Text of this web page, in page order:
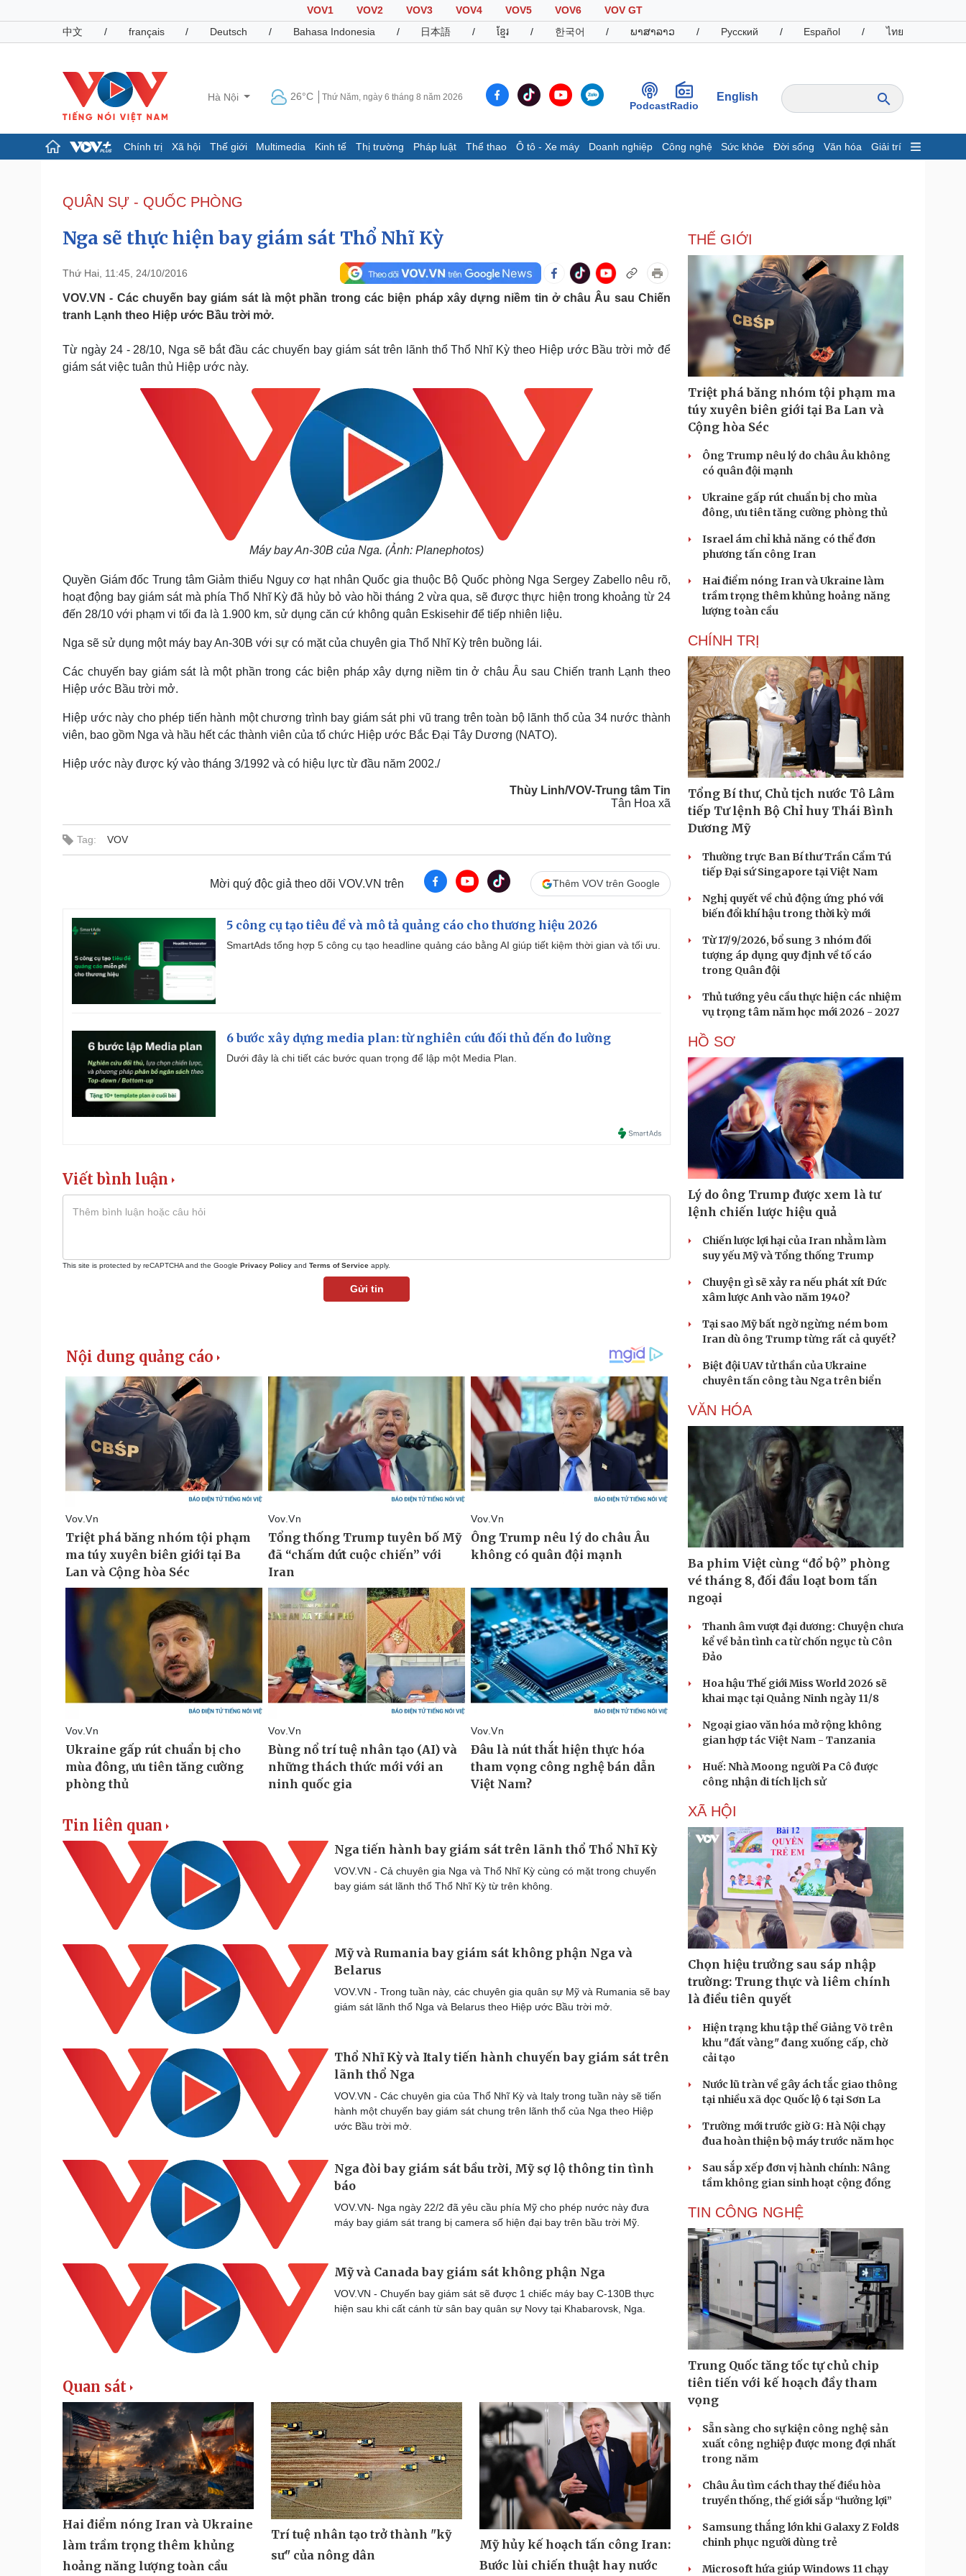
VOV1 VOV2 VOV3 VOV4 VOV5 VOV6
VOV GT
中文
/ français / Deutsch / Bahasa Indonesia / 日本語 / ខ្មែរ / 한국어 / ພາສາລາວ / Русский / Español / ไทย
Hà Nội 26°C Thứ Năm, ngày 6 tháng 8 năm 2026
PodcastRadio
English
Chính trị Xã hội Thế giới Multimedia Kinh tế Thị trường Pháp luật Thể thao Ô tô - Xe máy Doanh nghiệp Công nghệ Sức khỏe Đời sống Văn hóa Giải trí
Đảng
Tổ chức nhân sự
Nhận diện sự thật
Tin 24h
Dự báo thời tiết
Dấu ấn VOV
Hồ sơ
Giá cà phê
Pháp luật
Vụ án
Tư vấn luật
Quân sự - Quốc phòng
Vũ khí
Phân tích
Thể thao
Thế giới thể thao
Ô tô - Xe máy
Tư vấn
Doanh nghiệp
Thông tin doanh nghiệp
Doanh nhân
Vì cộng đồng
Công nghệ
Sành điệu
Tin Công nghệ
Trải nghiệm
Chuyển đổi số
Dinh dưỡng - món ngon
Đời sống
Nhà đẹp
Tình yêu - Gia đình
Sân khấu - Điện ảnh
Văn học
Âm nhạc
Nghệ sĩ
Thời trang
Sao Việt
Podcast
Câu chuyện thời sự
Cửa sổ tình yêu
Kể chuyện cho bé
QUÂN SỰ - QUỐC PHÒNG
Nga sẽ thực hiện bay giám sát Thổ Nhĩ Kỳ
Thứ Hai, 11:45, 24/10/2016
VOV.VN - Các chuyến bay giám sát là một phần trong các biện pháp xây dựng niềm tin ở châu Âu sau Chiến
tranh Lạnh theo Hiệp ước Bầu trời mở.
Từ ngày 24 - 28/10, Nga sẽ bắt đầu các chuyến bay giám sát trên lãnh thổ Thổ Nhĩ Kỳ theo Hiệp ước Bầu trời mở để
giám sát việc tuân thủ Hiệp ước này.
Máy bay An-30B của Nga. (Ảnh: Planephotos)
Quyền Giám đốc Trung tâm Giảm thiểu Nguy cơ hạt nhân Quốc gia thuộc Bộ Quốc phòng Nga Sergey Zabello nêu rõ,
hoạt động bay giám sát mà phía Thổ Nhĩ Kỳ đã hủy bỏ vào hồi tháng 2 vừa qua, sẽ được thực hiện trong khoảng từ 24
đến 28/10 với phạm vi tối đa là 1.900 km, sử dụng căn cứ không quân Eskisehir để tiếp nhiên liệu.
Nga sẽ sử dụng một máy bay An-30B với sự có mặt của chuyên gia Thổ Nhĩ Kỳ trên buồng lái.
Các chuyến bay giám sát là một phần trong các biện pháp xây dựng niềm tin ở châu Âu sau Chiến tranh Lạnh theo
Hiệp ước Bầu trời mở.
Hiệp ước này cho phép tiến hành một chương trình bay giám sát phi vũ trang trên toàn bộ lãnh thổ của 34 nước thành
viên, bao gồm Nga và hầu hết các thành viên của tổ chức Hiệp ước Bắc Đại Tây Dương (NATO).
Hiệp ước này được ký vào tháng 3/1992 và có hiệu lực từ đầu năm 2002./
Thùy Linh/VOV-Trung tâm Tin
Tân Hoa xã
Tag: VOV
Mời quý độc giả theo dõi VOV.VN trên Thêm VOV trên Google
5 công cụ tạo tiêu đề và mô tả quảng cáo cho thương hiệu 2026
SmartAds tổng hợp 5 công cụ tạo headline quảng cáo bằng AI giúp tiết kiệm thời gian và tối ưu.
6 bước xây dựng media plan: từ nghiên cứu đối thủ đến đo lường
Dưới đây là chi tiết các bước quan trọng để lập một Media Plan.
Viết bình luận
This site is protected by reCAPTCHA and the Google Privacy Policy and Terms of Service apply.
Gửi tin
Tin liên quan
Nga tiến hành bay giám sát trên lãnh thổ Thổ Nhĩ Kỳ
VOV.VN - Cả chuyên gia Nga và Thổ Nhĩ Kỳ cùng có mặt trong chuyến
bay giám sát lãnh thổ Thổ Nhĩ Kỳ từ trên không.
Mỹ và Rumania bay giám sát không phận Nga và
Belarus
VOV.VN - Trong tuần này, các chuyên gia quân sự Mỹ và Rumania sẽ bay
giám sát lãnh thổ Nga và Belarus theo Hiệp ước Bầu trời mở.
Thổ Nhĩ Kỳ và Italy tiến hành chuyến bay giám sát trên
lãnh thổ Nga
VOV.VN - Các chuyên gia của Thổ Nhĩ Kỳ và Italy trong tuần này sẽ tiến
hành một chuyến bay giám sát chung trên lãnh thổ của Nga theo Hiệp
ước Bầu trời mở.
Nga đòi bay giám sát bầu trời, Mỹ sợ lộ thông tin tình
báo
VOV.VN- Nga ngày 22/2 đã yêu cầu phía Mỹ cho phép nước này đưa
máy bay giám sát trang bị camera số hiện đại bay trên bầu trời Mỹ.
Mỹ và Canada bay giám sát không phận Nga
VOV.VN - Chuyến bay giám sát sẽ được 1 chiếc máy bay C-130B thực
hiện sau khi cất cánh từ sân bay quân sự Novy tại Khabarovsk, Nga.
Quan sát
Hai điểm nóng Iran và Ukraine
làm trầm trọng thêm khủng
hoảng năng lượng toàn cầu
Trí tuệ nhân tạo trở thành "kỹ
sư" của nông dân
Mỹ hủy kế hoạch tấn công Iran:
Bước lùi chiến thuật hay nước
THẾ GIỚI
Triệt phá băng nhóm tội phạm ma
túy xuyên biên giới tại Ba Lan và
Cộng hòa Séc
Ông Trump nêu lý do châu Âu không
có quân đội mạnh
Ukraine gấp rút chuẩn bị cho mùa
đông, ưu tiên tăng cường phòng thủ
Israel ám chỉ khả năng có thể đơn
phương tấn công Iran
Hai điểm nóng Iran và Ukraine làm
trầm trọng thêm khủng hoảng năng
lượng toàn cầu
CHÍNH TRỊ
Tổng Bí thư, Chủ tịch nước Tô Lâm
tiếp Tư lệnh Bộ Chỉ huy Thái Bình
Dương Mỹ
Thường trực Ban Bí thư Trần Cẩm Tú
tiếp Đại sứ Singapore tại Việt Nam
Nghị quyết về chủ động ứng phó với
biến đổi khí hậu trong thời kỳ mới
Từ 17/9/2026, bổ sung 3 nhóm đối
tượng áp dụng quy định về tố cáo
trong Quân đội
Thủ tướng yêu cầu thực hiện các nhiệm
vụ trọng tâm năm học mới 2026 - 2027
HỒ SƠ
Lý do ông Trump được xem là tư
lệnh chiến lược hiệu quả
Chiến lược lợi hại của Iran nhằm làm
suy yếu Mỹ và Tổng thống Trump
Chuyện gì sẽ xảy ra nếu phát xít Đức
xâm lược Anh vào năm 1940?
Tại sao Mỹ bất ngờ ngừng ném bom
Iran dù ông Trump từng rất cả quyết?
Biệt đội UAV tử thần của Ukraine
chuyên tấn công tàu Nga trên biển
VĂN HÓA
Ba phim Việt cùng “đổ bộ” phòng
vé tháng 8, đối đầu loạt bom tấn
ngoại
Thanh âm vượt đại dương: Chuyện chưa
kể về bản tình ca từ chốn ngục tù Côn
Đảo
Hoa hậu Thế giới Miss World 2026 sẽ
khai mạc tại Quảng Ninh ngày 11/8
Ngoại giao văn hóa mở rộng không
gian hợp tác Việt Nam - Tanzania
Huế: Nhà Moong người Pa Cô được
công nhận di tích lịch sử
XÃ HỘI
Chọn hiệu trưởng sau sáp nhập
trường: Trung thực và liêm chính
là điều tiên quyết
Hiện trạng khu tập thể Giảng Võ trên
khu "đất vàng" đang xuống cấp, chờ
cải tạo
Nước lũ tràn về gây ách tắc giao thông
tại nhiều xã dọc Quốc lộ 6 tại Sơn La
Trường mới trước giờ G: Hà Nội chạy
đua hoàn thiện bộ máy trước năm học
Sau sắp xếp đơn vị hành chính: Nâng
tầm không gian sinh hoạt cộng đồng
TIN CÔNG NGHỆ
Trung Quốc tăng tốc tự chủ chip
tiên tiến với kế hoạch đầy tham
vọng
Sẵn sàng cho sự kiện công nghệ sản
xuất công nghiệp được mong đợi nhất
trong năm
Châu Âu tìm cách thay thế điều hòa
truyền thống, thế giới sắp “hưởng lợi”
Samsung thắng lớn khi Galaxy Z Fold8
chinh phục người dùng trẻ
Microsoft hứa giúp Windows 11 chạy